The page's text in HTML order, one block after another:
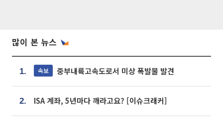
많이 본 뉴스
1. 속보 중부내륙고속도로서 미상 폭발물 발견
2. ISA 계좌, 5년마다 깨라고요? [이슈크래커]